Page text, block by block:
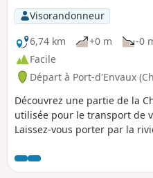
Visorandonneur
6,74 km
+0 m -0
Facile
Départ à Port-d'Envaux
Découvrez une partie de la
utilisée pour le transport de
Laissez-vous porter par la
des gabariers, jusqu'à la cale